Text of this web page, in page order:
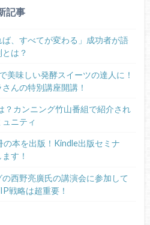
記事
ば、すべてが変わる」成功者が語
は？
美味しい発酵スイーツの達人に！
んの特別講座開講！
？カンニング竹山番組で紹介され
ニティ
の本を出版！Kindle出版セミナ
す！
西野亮廣氏の講演会に参加して
戦略は超重要！